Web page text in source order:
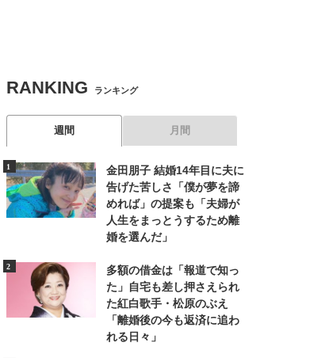
RANKING ランキング
週間 月間
金田朋子 結婚14年目に夫に
告げた苦しさ「僕が夢を諦
めれば」の提案も「夫婦が
人生をまっとうするため離
婚を選んだ」
多額の借金は「報道で知っ
た」自宅も差し押さえられ
た紅白歌手・松原のぶえ
「離婚後の今も返済に追わ
れる日々」